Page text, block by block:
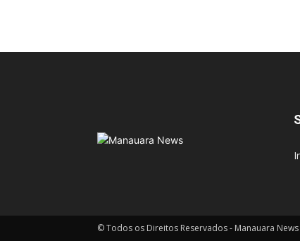
© Todos os Direitos Reservados - Manauara News